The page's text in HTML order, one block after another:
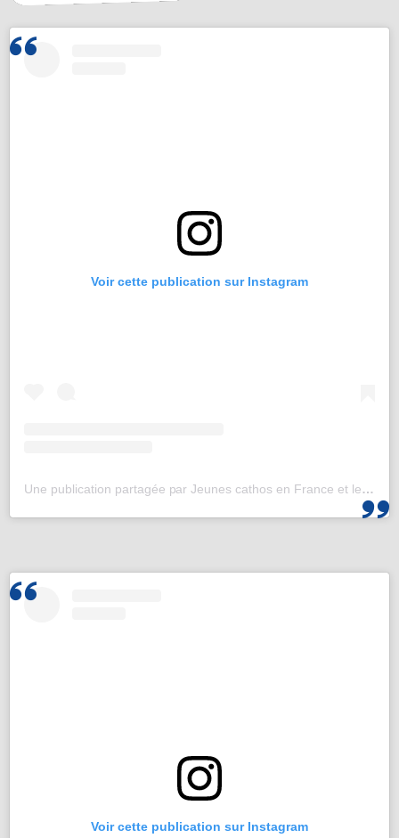
Voir cette publication sur Instagram
Une publication partagée par Jeunes cathos en France et les JMJ de Corée 2027 (@jeunescathos_fr)
Voir cette publication sur Instagram